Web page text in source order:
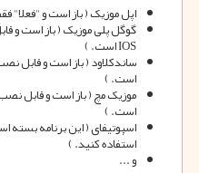
اپل موزیک ( باز است و "فعلا"
گوگل پلی موزیک ( باز است و
IOSاست. )
ساندکلاود ( باز است و قابل
است. )
موزیک مچ ( باز است و قابل
است. )
اسپوتیفای ( این برنامه بسته
استفاده کنید. )
و ...